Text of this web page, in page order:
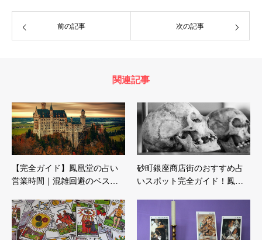
前の記事 次の記事
関連記事
【完全ガイド】鳳凰堂の占い
営業時間｜混雑回避のベス…
砂町銀座商店街のおすすめ占
いスポット完全ガイド！鳳…